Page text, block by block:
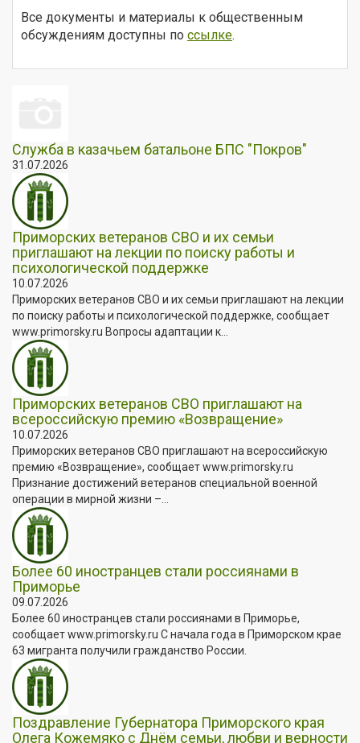
Все документы и материалы к общественным
обсуждениям доступны по ссылке.
Служба в казачьем батальоне БПС "Покров"
31.07.2026
Приморских ветеранов СВО и их семьи
приглашают на лекции по поиску работы и
психологической поддержке
10.07.2026
Приморских ветеранов СВО и их семьи приглашают на лекции
по поиску работы и психологической поддержке, сообщает
www.primorsky.ru Вопросы адаптации к...
Приморских ветеранов СВО приглашают на
всероссийскую премию «Возвращение»
10.07.2026
Приморских ветеранов СВО приглашают на всероссийскую
премию «Возвращение», сообщает www.primorsky.ru
Признание достижений ветеранов специальной военной
операции в мирной жизни –...
Более 60 иностранцев стали россиянами в
Приморье
09.07.2026
Более 60 иностранцев стали россиянами в Приморье,
сообщает www.primorsky.ru С начала года в Приморском крае
63 мигранта получили гражданство России.
Поздравление Губернатора Приморского края
Олега Кожемяко с Днём семьи, любви и верности